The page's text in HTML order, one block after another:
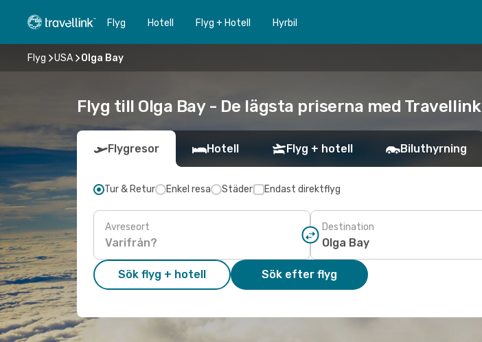
Flyg Hotell Flyg + Hotell Hyrbil
Flyg USA Olga Bay
Flyg till Olga Bay - De lägsta priserna med Travellink
Flygresor Hotell Flyg + hotell Biluthyrning
Tur & Retur Enkel resa Städer Endast direktflyg
Avreseort Destination
Sök flyg + hotell Sök efter flyg